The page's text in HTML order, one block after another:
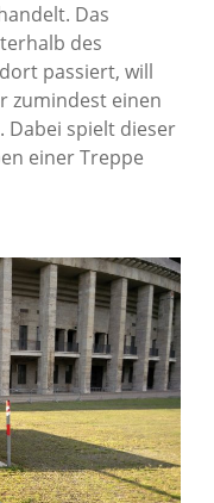
Das
des
passiert, will
zumindest einen
Dabei spielt dieser
einer Treppe